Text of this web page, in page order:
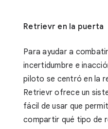
Retrievr en la puerta
Para ayudar a
incertidumbre e
piloto se centró en la
Retrievr ofrece un
fácil de usar que
compartir qué tipo de